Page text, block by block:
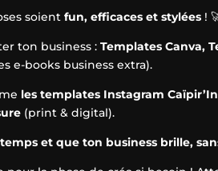
soient fun, efficaces et stylées !
ton business : Templates Canva,
e-books business extra).
les templates Instagram
(print & digital).
et que ton business brille,